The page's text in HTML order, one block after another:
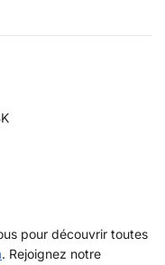
pour découvrir toutes
. Rejoignez notre